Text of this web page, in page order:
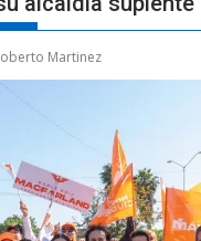
Martinez